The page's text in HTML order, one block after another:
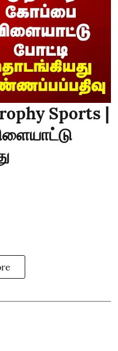
Sports |